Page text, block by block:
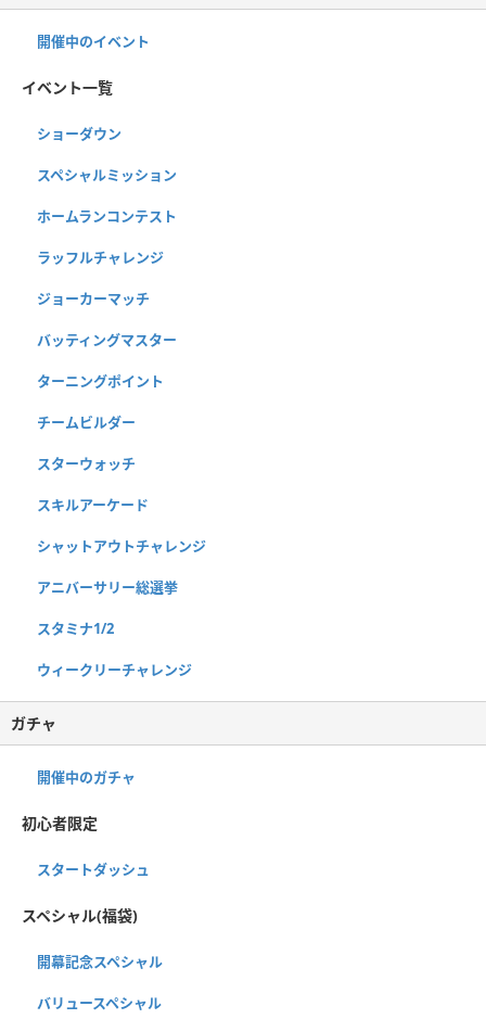
開催中のイベント
イベント一覧
ショーダウン
スペシャルミッション
ホームランコンテスト
ラッフルチャレンジ
ジョーカーマッチ
バッティングマスター
ターニングポイント
チームビルダー
スターウォッチ
スキルアーケード
シャットアウトチャレンジ
アニバーサリー総選挙
スタミナ1/2
ウィークリーチャレンジ
ガチャ
開催中のガチャ
初心者限定
スタートダッシュ
スペシャル(福袋)
開幕記念スペシャル
バリュースペシャル